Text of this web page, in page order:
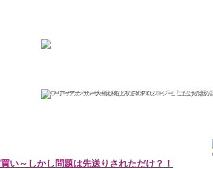
ひろこの“ボラタイル”な日々
フリーアナウンサー大橋ひろこのFXソロジー「ここだけの話」
い～しかし問題は先送りされただけ？！